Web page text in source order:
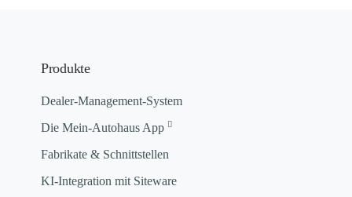
Produkte
Dealer-Management-System
Die Mein-Autohaus App
Fabrikate & Schnittstellen
KI-Integration mit Siteware